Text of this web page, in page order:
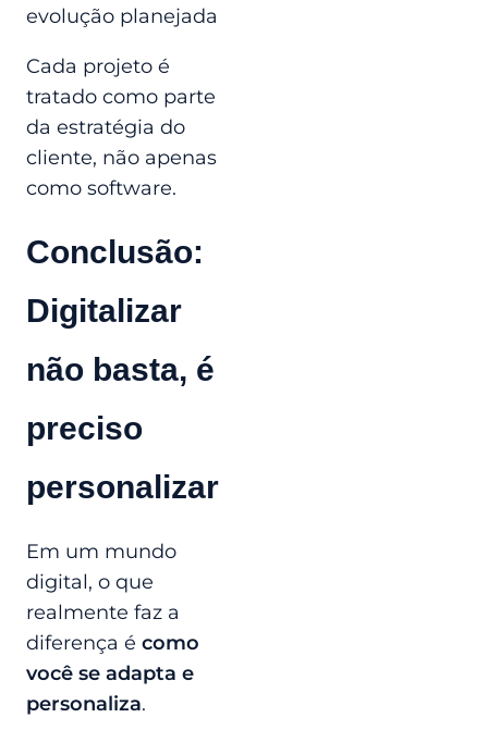
evolução planejada
Cada projeto é
tratado como parte
da estratégia do
cliente, não apenas
como software.
Conclusão:
Digitalizar
não basta, é
preciso
personalizar
Em um mundo
digital, o que
realmente faz a
diferença é como
você se adapta e
personaliza.